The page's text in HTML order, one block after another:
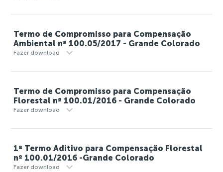
Termo de Compromisso para Compensação
Ambiental nº 100.05/2017 - Grande Colorado
Fazer download
Termo de Compromisso para Compensação
Florestal nº 100.01/2016 - Grande Colorado
Fazer download
1º Termo Aditivo para Compensação Florestal
nº 100.01/2016 -Grande Colorado
Fazer download